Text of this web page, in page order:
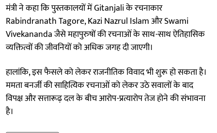
मंत्री ने कहा कि पुस्तकालयों में Gitanjali के रचनाकार
Rabindranath Tagore, Kazi Nazrul Islam और Swami
Vivekananda जैसे महापुरुषों की रचनाओं के साथ-साथ ऐतिहासिक
व्यक्तित्वों की जीवनियों को अधिक जगह दी जाएगी।
हालांकि, इस फैसले को लेकर राजनीतिक विवाद भी शुरू हो सकता है।
ममता बनर्जी की साहित्यिक रचनाओं को लेकर उठे सवालों के बाद
विपक्ष और सत्तारूढ़ दल के बीच आरोप-प्रत्यारोप तेज होने की संभावना
है।